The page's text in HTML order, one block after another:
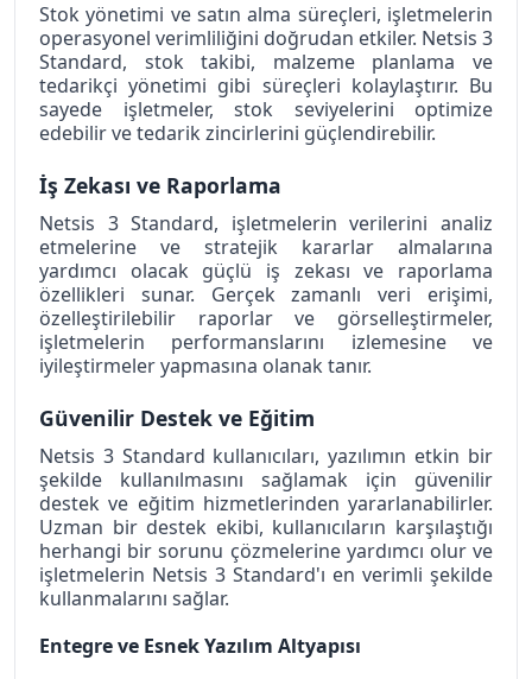
Stok yönetimi ve satın alma süreçleri, işletmelerin
operasyonel verimliliğini doğrudan etkiler. Netsis 3
Standard, stok takibi, malzeme planlama ve
tedarikçi yönetimi gibi süreçleri kolaylaştırır. Bu
sayede işletmeler, stok seviyelerini optimize
edebilir ve tedarik zincirlerini güçlendirebilir.
İş Zekası ve Raporlama
Netsis 3 Standard, işletmelerin verilerini analiz
etmelerine ve stratejik kararlar almalarına
yardımcı olacak güçlü iş zekası ve raporlama
özellikleri sunar. Gerçek zamanlı veri erişimi,
özelleştirilebilir raporlar ve görselleştirmeler,
işletmelerin performanslarını izlemesine ve
iyileştirmeler yapmasına olanak tanır.
Güvenilir Destek ve Eğitim
Netsis 3 Standard kullanıcıları, yazılımın etkin bir
şekilde kullanılmasını sağlamak için güvenilir
destek ve eğitim hizmetlerinden yararlanabilirler.
Uzman bir destek ekibi, kullanıcıların karşılaştığı
herhangi bir sorunu çözmelerine yardımcı olur ve
işletmelerin Netsis 3 Standard'ı en verimli şekilde
kullanmalarını sağlar.
Entegre ve Esnek Yazılım Altyapısı